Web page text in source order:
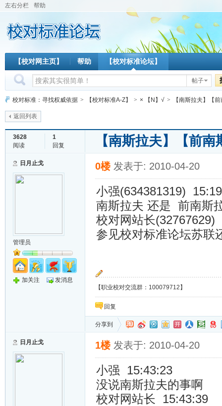
左右分栏 帮助
【校对网主页】 帮助 【校对标准论坛】
帖子
校对标准：寻找权威依据 > 【校对标准A-Z】 > × 【N】√ > 【南斯拉夫】【
返回列表
3628
阅读
1
回复
【南斯拉夫】【前
日月止戈
管理员
加关注 发消息
0楼 发表于: 2010-04-20
小强(634381319)
南斯拉夫 还是 前南斯
校对网站长(32767629)
参见校对标准论坛苏联
【职业校对交流群：100079712】
回复
分享到
日月止戈 1楼 发表于: 2010-04-20
小强 15:43:23
没说南斯拉夫的事啊
校对网站长 15:43:39